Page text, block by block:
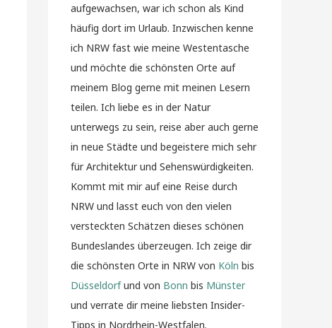
aufgewachsen, war ich schon als Kind
häufig dort im Urlaub. Inzwischen kenne
ich NRW fast wie meine Westentasche
und möchte die schönsten Orte auf
meinem Blog gerne mit meinen Lesern
teilen. Ich liebe es in der Natur
unterwegs zu sein, reise aber auch gerne
in neue Städte und begeistere mich sehr
für Architektur und Sehenswürdigkeiten.
Kommt mit mir auf eine Reise durch
NRW und lasst euch von den vielen
versteckten Schätzen dieses schönen
Bundeslandes überzeugen. Ich zeige dir
die schönsten Orte in NRW von Köln bis
Düsseldorfund von Bonn bis Münster
und verrate dir meine liebsten Insider-
Tipps in Nordrhein-Westfalen.